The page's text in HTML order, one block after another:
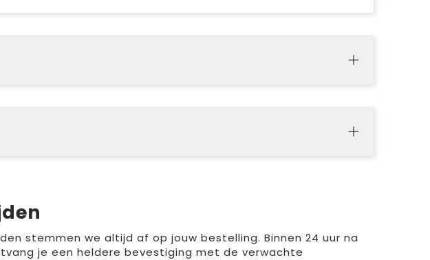
stemmen we altijd af op jouw bestelling. Binnen 24 uur na
je een heldere bevestiging met de verwachte